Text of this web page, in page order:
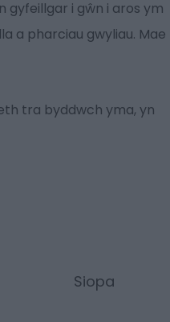
gyfeillgar i gŵn i aros ym
a pharciau gwyliau. Mae
tra byddwch yma, yn
Siopa